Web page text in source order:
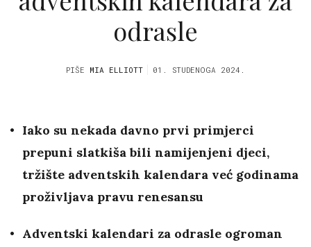
odrasle
PIŠE MIA ELLIOTT 01. STUDENOGA 2024.
Iako su nekada davno prvi primjerci
prepuni slatkiša bili namijenjeni djeci,
tržište adventskih kalendara već godinama
proživljava pravu renesansu
Adventski kalendari za odrasle ogroman